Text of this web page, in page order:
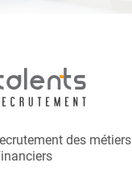
des métiers